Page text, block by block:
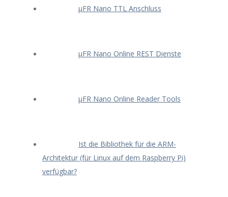
μFR Nano TTL Anschluss
μFR Nano Online REST Dienste
μFR Nano Online Reader Tools
Ist die Bibliothek für die ARM-
Architektur (für Linux auf dem Raspberry Pi)
verfügbar?